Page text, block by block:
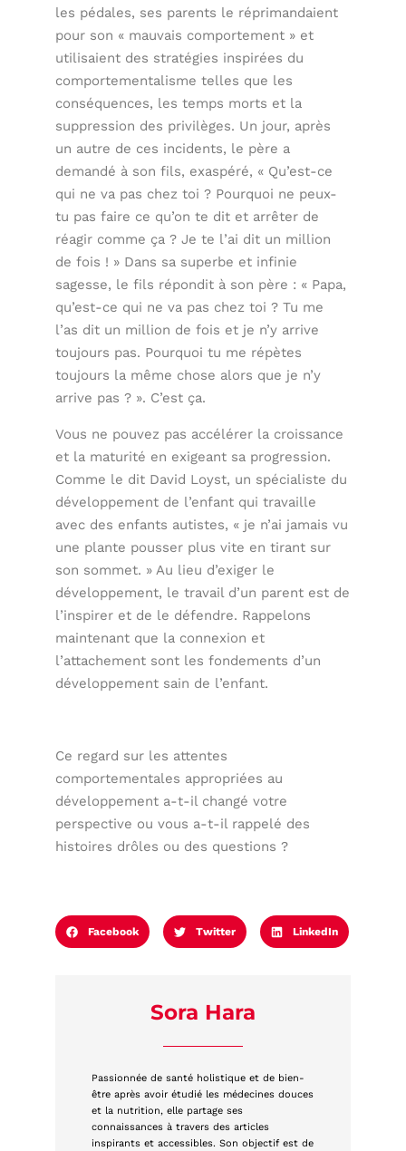
les pédales, ses parents le réprimandaient
pour son « mauvais comportement » et
utilisaient des stratégies inspirées du
comportementalisme telles que les
conséquences, les temps morts et la
suppression des privilèges. Un jour, après
un autre de ces incidents, le père a
demandé à son fils, exaspéré, « Qu’est-ce
qui ne va pas chez toi ? Pourquoi ne peux-
tu pas faire ce qu’on te dit et arrêter de
réagir comme ça ? Je te l’ai dit un million
de fois ! » Dans sa superbe et infinie
sagesse, le fils répondit à son père : « Papa,
qu’est-ce qui ne va pas chez toi ? Tu me
l’as dit un million de fois et je n’y arrive
toujours pas. Pourquoi tu me répètes
toujours la même chose alors que je n’y
arrive pas ? ». C’est ça.
Vous ne pouvez pas accélérer la croissance
et la maturité en exigeant sa progression.
Comme le dit David Loyst, un spécialiste du
développement de l’enfant qui travaille
avec des enfants autistes, « je n’ai jamais vu
une plante pousser plus vite en tirant sur
son sommet. » Au lieu d’exiger le
développement, le travail d’un parent est de
l’inspirer et de le défendre. Rappelons
maintenant que la connexion et
l’attachement sont les fondements d’un
développement sain de l’enfant.
Ce regard sur les attentes
comportementales appropriées au
développement a-t-il changé votre
perspective ou vous a-t-il rappelé des
histoires drôles ou des questions ?
Facebook Twitter LinkedIn
Sora Hara
Passionnée de santé holistique et de bien-
être après avoir étudié les médecines douces
et la nutrition, elle partage ses
connaissances à travers des articles
inspirants et accessibles. Son objectif est de